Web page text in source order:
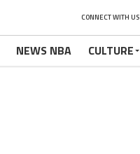
CONNECT WITH US
NEWS NBA CULTURE